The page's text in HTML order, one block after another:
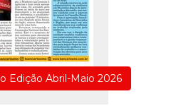
Edição Abril-Maio 2026